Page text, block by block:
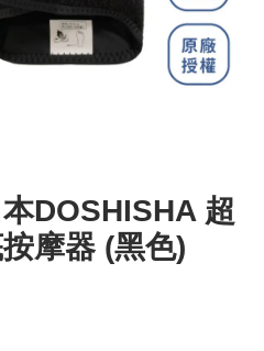
本DOSHISHA 超
摩器 (黑色)